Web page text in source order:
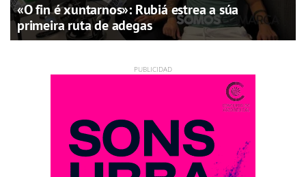
«O fin é xuntarnos»: Rubiá estrea a súa
primeira ruta de adegas